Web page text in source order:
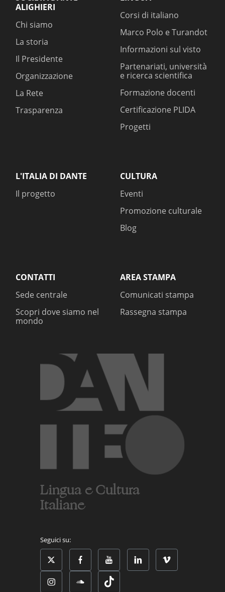
ALIGHIERI
Chi siamo
La storia
Il Presidente
Organizzazione
La Rete
Trasparenza
Corsi di italiano
Marco Polo e Turandot
Informazioni sul visto
Partenariati, università
e ricerca scientifica
Formazione docenti
Certificazione PLIDA
Progetti
L'ITALIA DI DANTE
Il progetto
CULTURA
Eventi
Promozione culturale
Blog
CONTATTI
Sede centrale
Scopri dove siamo nel
mondo
AREA STAMPA
Comunicati stampa
Rassegna stampa
Lingua e Cultura
Italiane
Seguici su: